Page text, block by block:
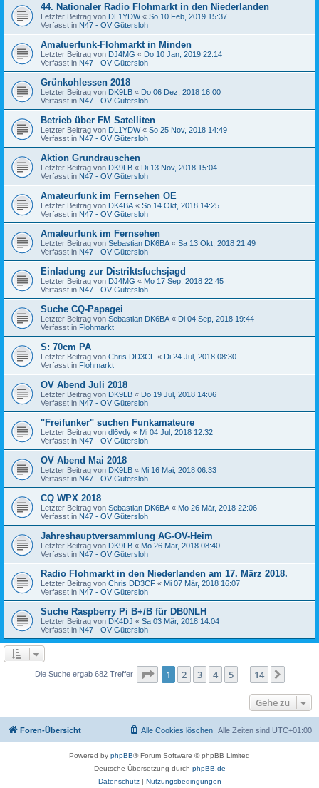
44. Nationaler Radio Flohmarkt in den Niederlanden
Letzter Beitrag von DL1YDW« So 10 Feb, 2019 15:37
Verfasst in N47 - OV Gütersloh
Amatuerfunk-Flohmarkt in Minden
Letzter Beitrag von DJ4MG « Do 10 Jan, 2019 22:14
Verfasst in N47 - OV Gütersloh
Grünkohlessen 2018
Letzter Beitrag von DK9LB « Do 06 Dez, 2018 16:00
Verfasst in N47 - OV Gütersloh
Betrieb über FM Satelliten
Letzter Beitrag von DL1YDW« So 25 Nov, 2018 14:49
Verfasst in N47 - OV Gütersloh
Aktion Grundrauschen
Letzter Beitrag von DK9LB « Di 13 Nov, 2018 15:04
Verfasst in N47 - OV Gütersloh
Amateurfunk im Fernsehen OE
Letzter Beitrag von DK4BA « So 14 Okt, 2018 14:25
Verfasst in N47 - OV Gütersloh
Amateurfunk im Fernsehen
Letzter Beitrag von Sebastian DK6BA « Sa 13 Okt, 2018 21:49
Verfasst in N47 - OV Gütersloh
Einladung zur Distriktsfuchsjagd
Letzter Beitrag von DJ4MG « Mo 17 Sep, 2018 22:45
Verfasst in N47 - OV Gütersloh
Suche CQ-Papagei
Letzter Beitrag von Sebastian DK6BA « Di 04 Sep, 2018 19:44
Verfasst in Flohmarkt
S: 70cm PA
Letzter Beitrag von Chris DD3CF « Di 24 Jul, 2018 08:30
Verfasst in Flohmarkt
OV Abend Juli 2018
Letzter Beitrag von DK9LB « Do 19 Jul, 2018 14:06
Verfasst in N47 - OV Gütersloh
"Freifunker" suchen Funkamateure
Letzter Beitrag von dl6ydy « Mi 04 Jul, 2018 12:32
Verfasst in N47 - OV Gütersloh
OV Abend Mai 2018
Letzter Beitrag von DK9LB « Mi 16 Mai, 2018 06:33
Verfasst in N47 - OV Gütersloh
CQ WPX 2018
Letzter Beitrag von Sebastian DK6BA « Mo 26 Mär, 2018 22:06
Verfasst in N47 - OV Gütersloh
Jahreshauptversammlung AG-OV-Heim
Letzter Beitrag von DK9LB « Mo 26 Mär, 2018 08:40
Verfasst in N47 - OV Gütersloh
Radio Flohmarkt in den Niederlanden am 17. März 2018.
Letzter Beitrag von Chris DD3CF « Mi 07 Mär, 2018 16:07
Verfasst in N47 - OV Gütersloh
Suche Raspberry Pi B+/B für DB0NLH
Letzter Beitrag von DK4DJ « Sa 03 Mär, 2018 14:04
Verfasst in N47 - OV Gütersloh
Die Suche ergab 682 Treffer Seite 1von 14
1 2 3 4 5 14
Gehe zu
Foren-Übersicht Alle Zeiten sind UTC+01:00
Alle Cookies löschen
Powered by phpBB® Forum Software © phpBB Limited
Deutsche Übersetzung durch phpBB.de
Datenschutz| Nutzungsbedingungen